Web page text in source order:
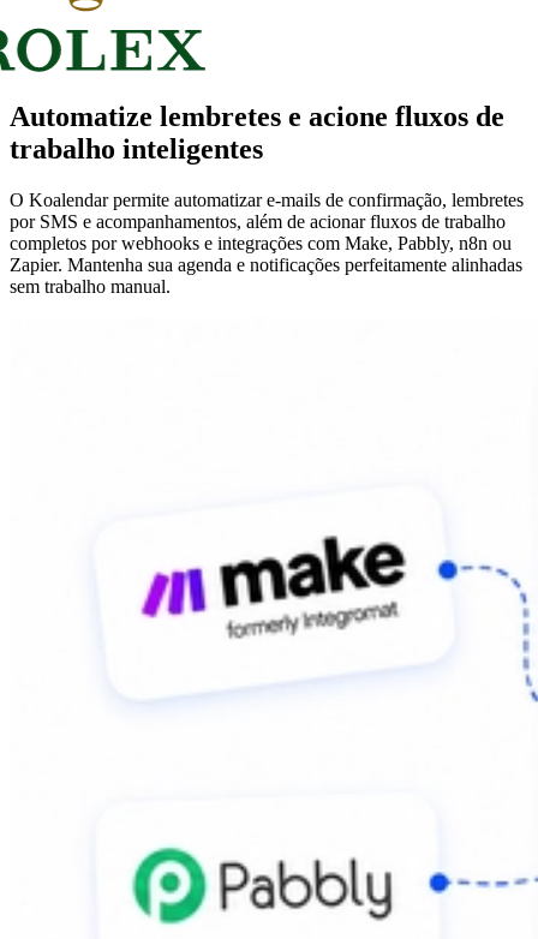
Automatize lembretes e acione fluxos de
trabalho inteligentes
O Koalendar permite automatizar e-mails de confirmação, lembretes
por SMS e acompanhamentos, além de acionar fluxos de trabalho
completos por webhooks e integrações com Make, Pabbly, n8n ou
Zapier. Mantenha sua agenda e notificações perfeitamente alinhadas
sem trabalho manual.